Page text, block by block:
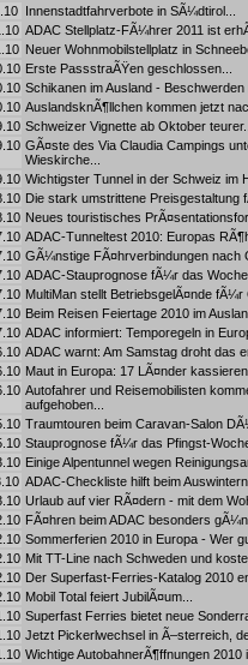
Innenstadtfahrverbote in SÃ¼dtirol...
ADAC Stellplatz-FÃ¼hrer 2011 ist
Neuer Wohnmobilstellplatz in
Erste PassstraÃŸen geschlossen...
Schikanen im Ausland - Beschwerden
AuslandsknÃ¶llchen kommen jetzt
Schweizer Vignette ab Oktober teurer...
GÃ¤ste des Via Claudia Campings
Wieskirche...
Wichtigster Tunnel in der Schweiz im
Die stark umstrittene Preisgestaltung
Neues touristisches
ADAC-Tunneltest 2010: Europas
GÃ¼nstige FÃ¤hrverbindungen nach
ADAC-Stauprognose fÃ¼r das
MultiMan stellt BetriebsgelÃ¤nde
Beim Reisen Feiertage 2010 im
ADAC informiert: Temporegeln in
ADAC warnt: Am Samstag droht das
Maut in Europa: 17 LÃ¤nder
Autofahrer und Reisemobilisten
aufgehoben...
Traumtouren beim Caravan-Salon
Stauprognose fÃ¼r das Pfingst-
Einige Alpentunnel wegen
ADAC-Checkliste hilft beim
Urlaub auf vier RÃ¤dern - mit dem
FÃ¤hren beim ADAC besonders
Sommerferien 2010 in Europa - Wer
Mit TT-Line nach Schweden und
Der Superfast-Ferries-Katalog 2010
Mobil Total feiert JubilÃ¤um...
Superfast Ferries bietet neue
Jetzt Pickerlwechsel in Ã–sterreich,
Wichtige AutobahnerÃ¶ffnungen 2010